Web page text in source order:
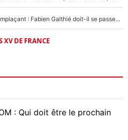
Le XV de France a trouvé son remplaçant : Fabien Galthié doit-il se passer d'Antoine Dupont ?
XV DE FRANCE
: Qui doit être le prochain